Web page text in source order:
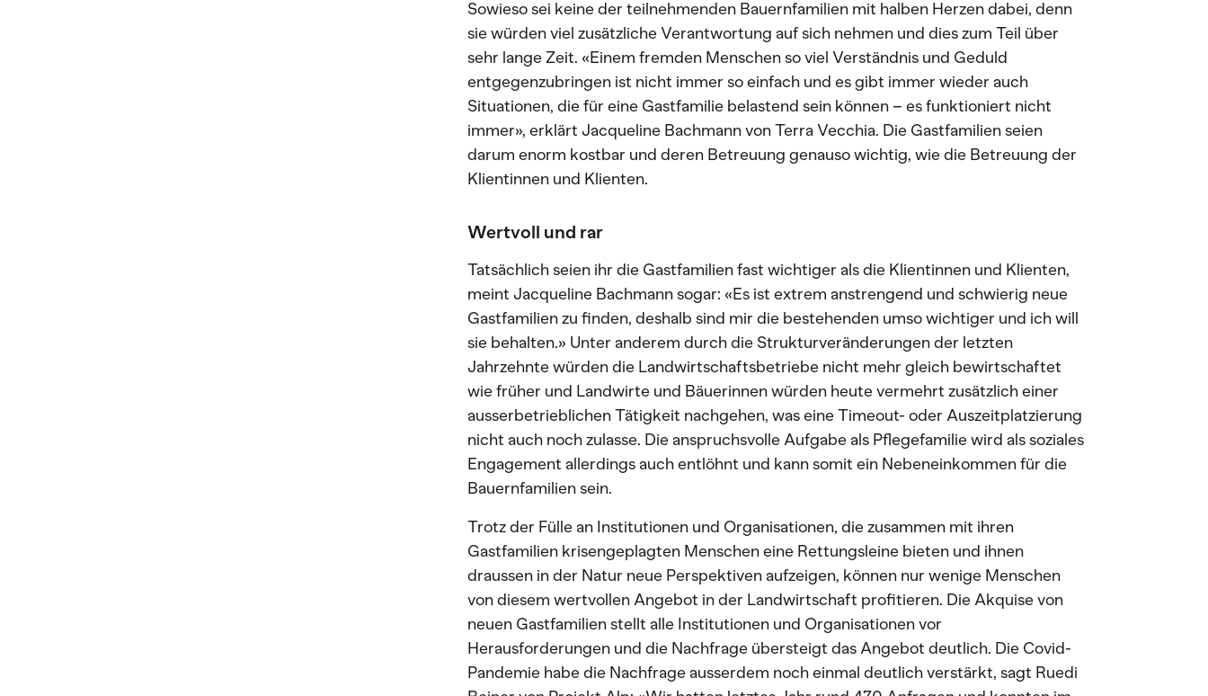
Sowieso sei keine der teilnehmenden Bauernfamilien mit halben Herzen dabei, denn
sie würden viel zusätzliche Verantwortung auf sich nehmen und dies zum Teil über
sehr lange Zeit. «Einem fremden Menschen so viel Verständnis und Geduld
entgegenzubringen ist nicht immer so einfach und es gibt immer wieder auch
Situationen, die für eine Gastfamilie belastend sein können – es funktioniert nicht
immer», erklärt Jacqueline Bachmann von Terra Vecchia. Die Gastfamilien seien
darum enorm kostbar und deren Betreuung genauso wichtig, wie die Betreuung der
Klientinnen und Klienten.
Wertvoll und rar
Tatsächlich seien ihr die Gastfamilien fast wichtiger als die Klientinnen und Klienten,
meint Jacqueline Bachmann sogar: «Es ist extrem anstrengend und schwierig neue
Gastfamilien zu finden, deshalb sind mir die bestehenden umso wichtiger und ich will
sie behalten.» Unter anderem durch die Strukturveränderungen der letzten
Jahrzehnte würden die Landwirtschaftsbetriebe nicht mehr gleich bewirtschaftet
wie früher und Landwirte und Bäuerinnen würden heute vermehrt zusätzlich einer
ausserbetrieblichen Tätigkeit nachgehen, was eine Timeout- oder Auszeitplatzierung
nicht auch noch zulasse. Die anspruchsvolle Aufgabe als Pflegefamilie wird als soziales
Engagement allerdings auch entlöhnt und kann somit ein Nebeneinkommen für die
Bauernfamilien sein.
Trotz der Fülle an Institutionen und Organisationen, die zusammen mit ihren
Gastfamilien krisengeplagten Menschen eine Rettungsleine bieten und ihnen
draussen in der Natur neue Perspektiven aufzeigen, können nur wenige Menschen
von diesem wertvollen Angebot in der Landwirtschaft profitieren. Die Akquise von
neuen Gastfamilien stellt alle Institutionen und Organisationen vor
Herausforderungen und die Nachfrage übersteigt das Angebot deutlich. Die Covid-
Pandemie habe die Nachfrage ausserdem noch einmal deutlich verstärkt, sagt Ruedi